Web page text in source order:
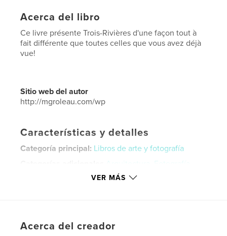
Acerca del libro
Ce livre présente Trois-Rivières d'une façon tout à
fait différente que toutes celles que vous avez déjà
vue!
Sitio web del autor
http://mgroleau.com/wp
Características y detalles
Categoría principal: Libros de arte y fotografía
Arquitectura
Fotografía
IdiomaFrench
VER MÁS
Acerca del creador